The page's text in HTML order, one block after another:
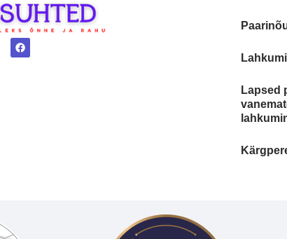
Lapsed